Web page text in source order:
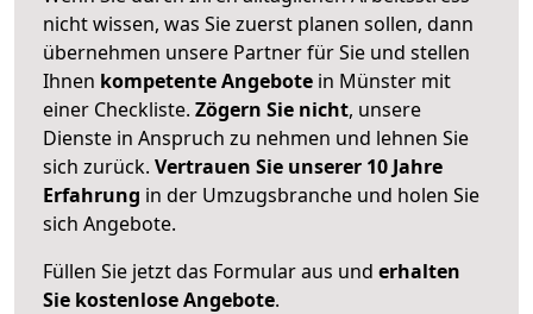
nicht wissen, was Sie zuerst planen sollen, dann
übernehmen unsere Partner für Sie und stellen
Ihnen kompetente Angebote in Münster mit
einer Checkliste. Zögern Sie nicht, unsere
Dienste in Anspruch zu nehmen und lehnen Sie
sich zurück. Vertrauen Sie unserer 10 Jahre
Erfahrung in der Umzugsbranche und holen Sie
sich Angebote.
Füllen Sie jetzt das Formular aus und erhalten
Sie kostenlose Angebote.